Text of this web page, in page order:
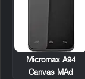
Micromax A94
Canvas MAd